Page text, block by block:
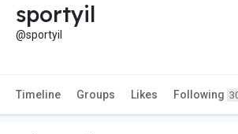
sportyil
@sportyil
Timeline Groups Likes Following